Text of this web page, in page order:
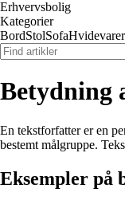
Erhvervsbolig
Kategorier
BordStolSofaHvidevarer
Betydning
En tekstforfatter er en
bestemt målgruppe.
Eksempler på